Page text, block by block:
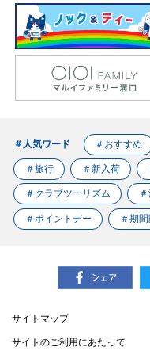
＃人気ワード ＃おすすめ
＃旅行 ＃新入荷
＃クラブツーリズム
＃ポイントデー ＃期
サイトマップ
サイトのご利用にあたって